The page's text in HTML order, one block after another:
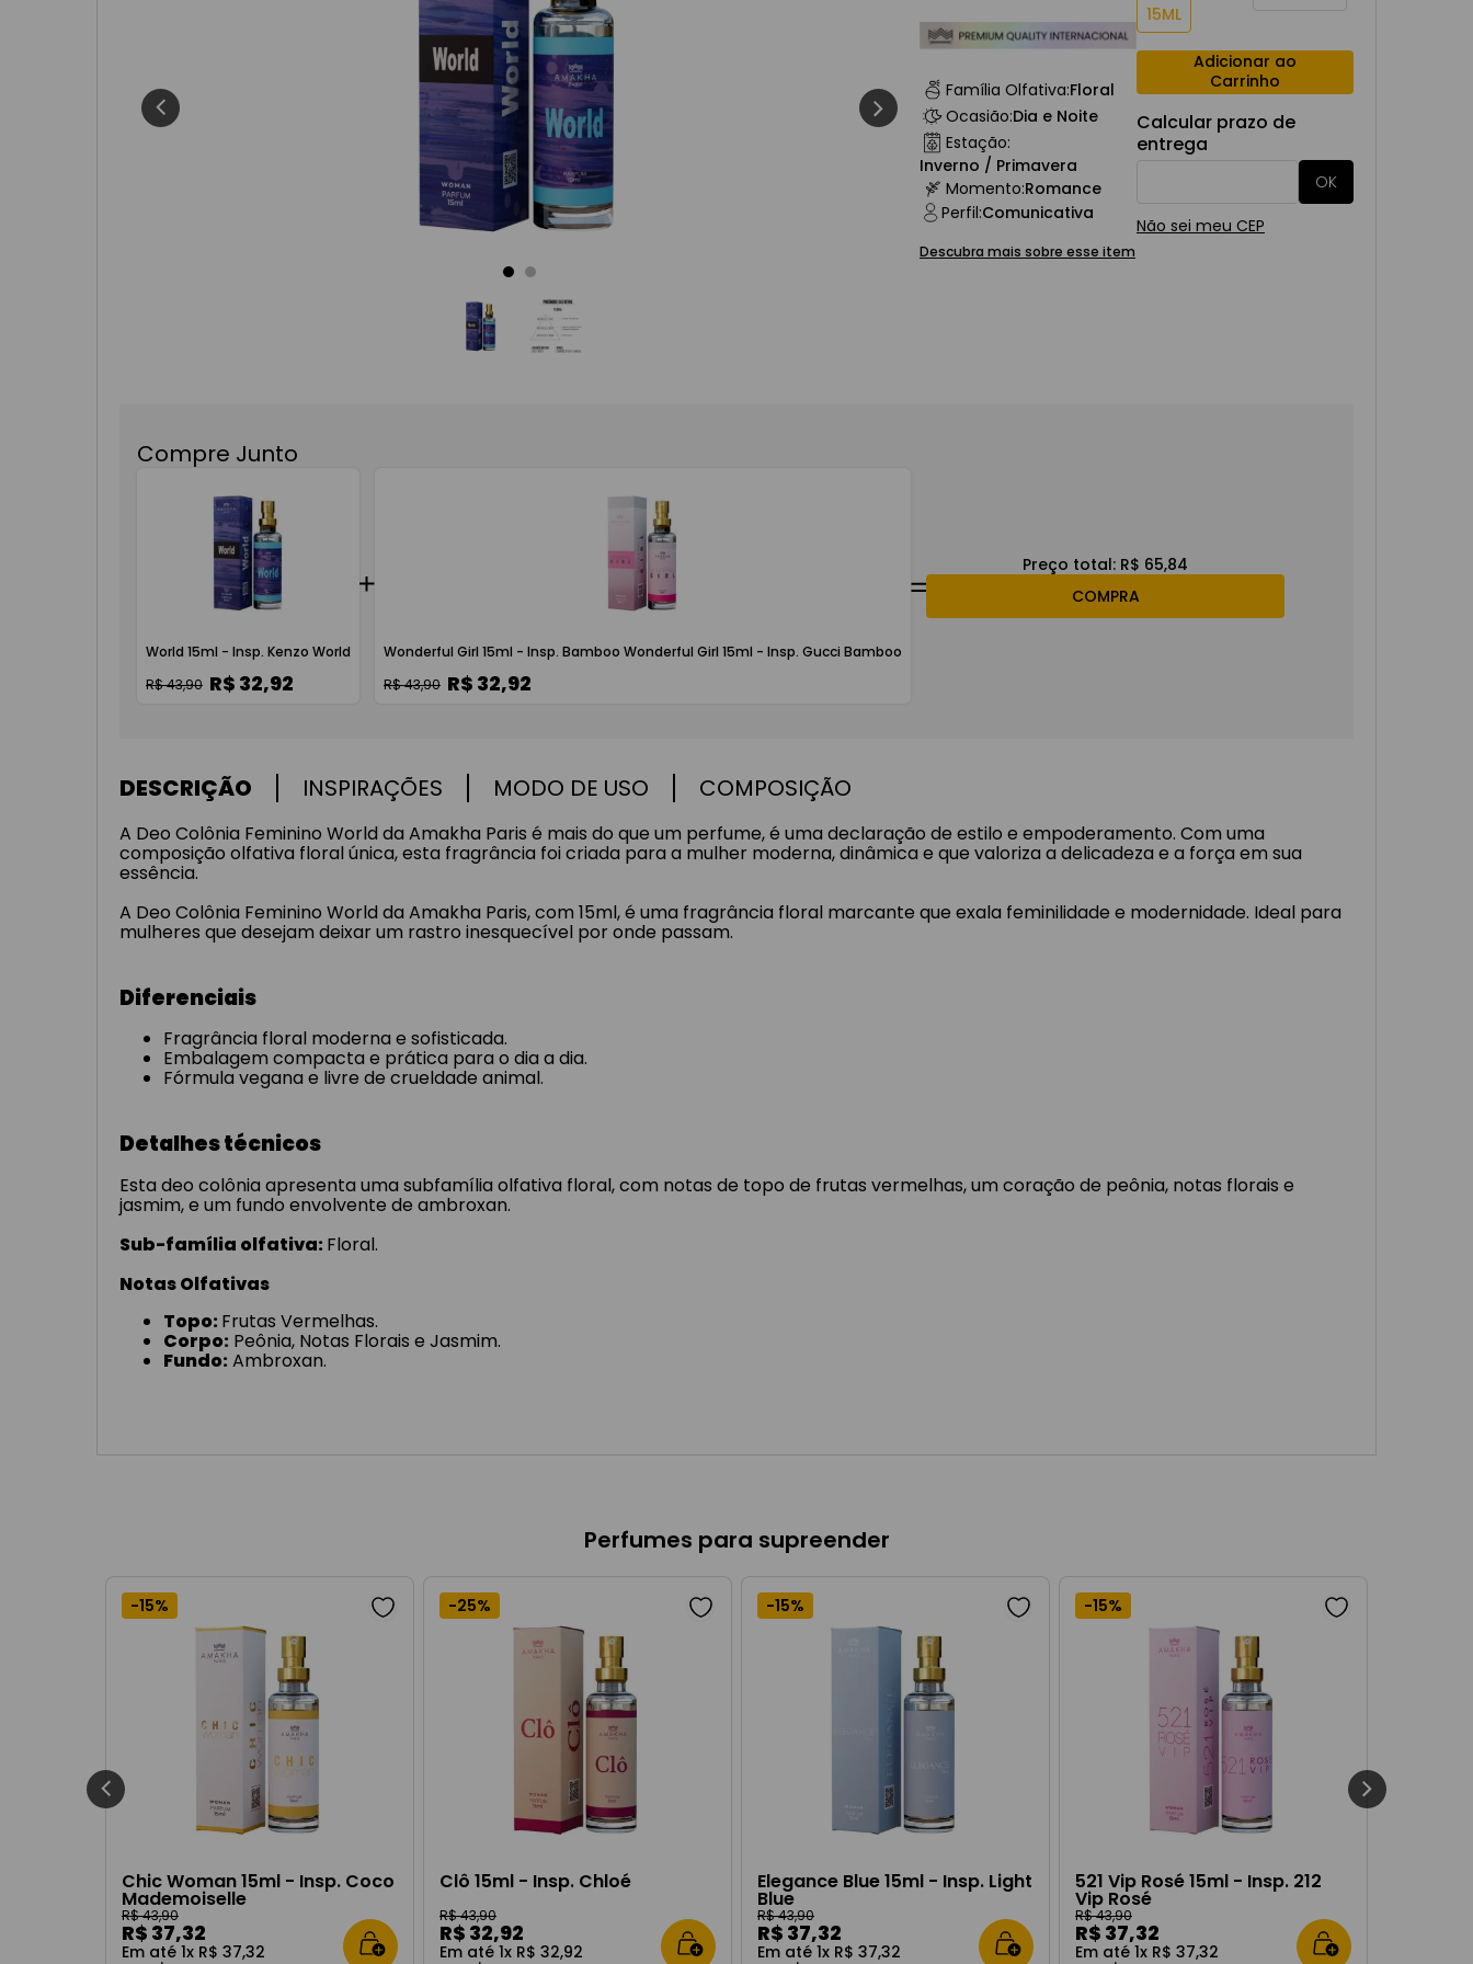
Família Olfativa:Floral
Ocasião:Dia e Noite
Estação:
Inverno / Primavera
Momento:Romance
Perfil:Comunicativa
Descubra mais sobre esse item
15ML
Adicionar ao
Carrinho
Calcular prazo de
entrega
Não sei meu CEP
Compre Junto
World 15ml - Insp. Kenzo World
R$ 43,90 R$ 32,92
Wonderful Girl 15ml - Insp. Bamboo Wonderful Girl 15ml - Insp. Gucci Bamboo
R$ 43,90 R$ 32,92
Preço total: R$ 65,84
COMPRA
DESCRIÇÃO INSPIRAÇÕES MODO DE USO COMPOSIÇÃO
A Deo Colônia Feminino World da Amakha Paris é mais do que um perfume, é uma declaração de estilo e empoderamento. Com uma
composição olfativa floral única, esta fragrância foi criada para a mulher moderna, dinâmica e que valoriza a delicadeza e a força em sua
essência.
A Deo Colônia Feminino World da Amakha Paris, com 15ml, é uma fragrância floral marcante que exala feminilidade e modernidade. Ideal para
mulheres que desejam deixar um rastro inesquecível por onde passam.
Diferenciais
Fragrância floral moderna e sofisticada.
Embalagem compacta e prática para o dia a dia.
Fórmula vegana e livre de crueldade animal.
Detalhes técnicos
Esta deo colônia apresenta uma subfamília olfativa floral, com notas de topo de frutas vermelhas, um coração de peônia, notas florais e
jasmim, e um fundo envolvente de ambroxan.
Sub-família olfativa: Floral.
Notas Olfativas
Topo: Frutas Vermelhas.
Corpo: Peônia, Notas Florais e Jasmim.
Fundo: Ambroxan.
Perfumes para supreender
-15%
Chic Woman 15ml - Insp. Coco
Mademoiselle
R$43,90
R$ 37,32
Em até 1x R$ 37,32
-25%
Clô 15ml - Insp. Chloé
R$43,90
R$ 32,92
Em até 1x R$ 32,92
-15%
Elegance Blue 15ml - Insp. Light
Blue
R$43,90
R$ 37,32
Em até 1x R$ 37,32
-15%
521 Vip Rosé 15ml - Insp. 212
Vip Rosé
R$43,90
R$ 37,32
Em até 1x R$ 37,32
fortune
body splash
º kit